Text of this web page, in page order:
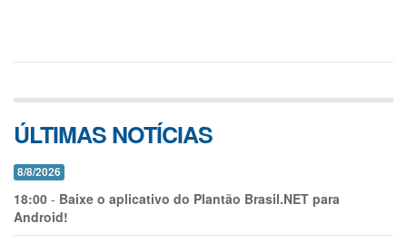
ÚLTIMAS NOTÍCIAS
8/8/2026
18:00 - Baixe o aplicativo do Plantão Brasil.NET para
Android!